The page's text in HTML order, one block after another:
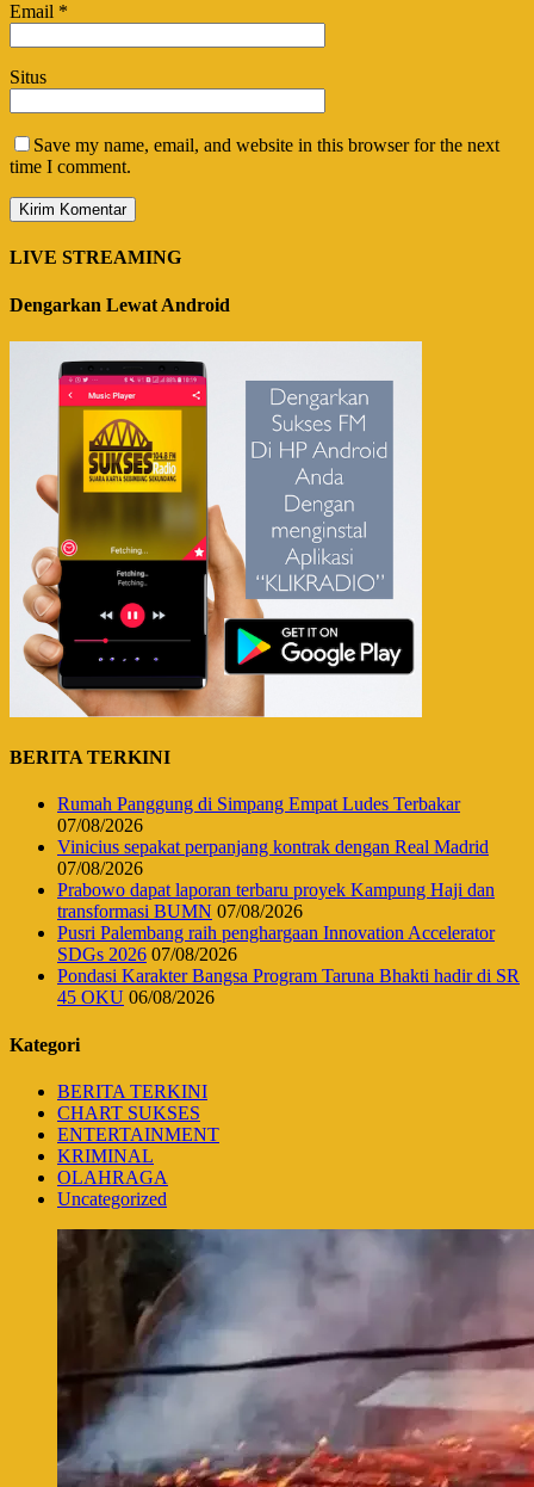
Email *
Situs
Save my name, email, and website in this browser for the next
time I comment.
LIVE STREAMING
Dengarkan Lewat Android
BERITA TERKINI
Rumah Panggung di Simpang Empat Ludes Terbakar
07/08/2026
Vinicius sepakat perpanjang kontrak dengan Real Madrid
07/08/2026
Prabowo dapat laporan terbaru proyek Kampung Haji dan
transformasi BUMN 07/08/2026
Pusri Palembang raih penghargaan Innovation Accelerator
SDGs 2026 07/08/2026
Pondasi Karakter Bangsa Program Taruna Bhakti hadir di SR
45 OKU 06/08/2026
Kategori
BERITA TERKINI
CHART SUKSES
ENTERTAINMENT
KRIMINAL
OLAHRAGA
Uncategorized